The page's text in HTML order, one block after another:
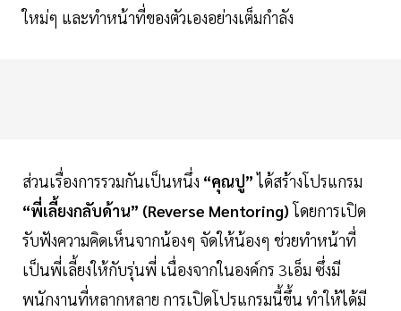
ใหม่ๆ และทำหน้าที่ของตัวเองอย่างเต็มกำลัง
ส่วนเรื่องการรวมกันเป็นหนึ่ง “คุณปู”ได้สร้างโปรแกรม
“พี่เลี้ยงกลับด้าน” (Reverse Mentoring)โดยการเปิด
รับฟังความคิดเห็นจากน้องๆ จัดให้น้องๆ ช่วยทำหน้าที่
เป็นพี่เลี้ยงให้กับรุ่นพี่ เนื่องจากในองค์กร 3เอ็ม ซึ่งมี
พนักงานที่หลากหลาย การเปิดโปรแกรมนี้ขึ้น ทำให้ได้มี